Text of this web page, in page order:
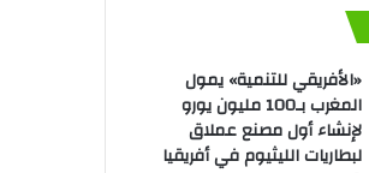
«الأفريقي للتنمية» يمول
المغرب بـ100 مليون يورو
لإنشاء أول مصنع عملاق
لبطاريات الليثيوم في أفريقيا